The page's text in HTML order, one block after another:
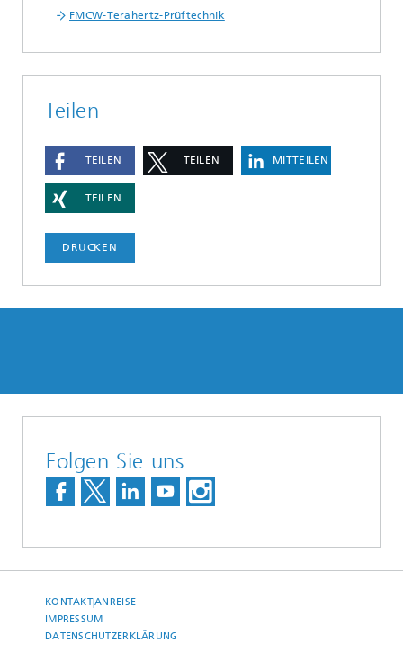
FMCW-Terahertz-Prüftechnik
Teilen
TEILEN TEILEN MITTEILEN
TEILEN
DRUCKEN
Folgen Sie uns
KONTAKT|ANREISE
IMPRESSUM
DATENSCHUTZERKLÄRUNG